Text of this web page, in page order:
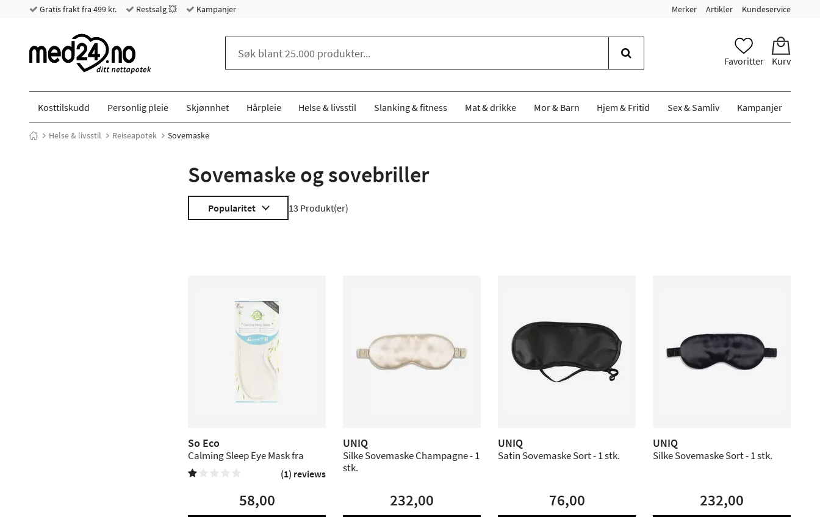
Gratis frakt fra 499 kr. Restsalg 💥 Kampanjer Merker Artikler Kundeservice
Favoritter Kurv
Kosttilskudd Personlig pleie Skjønnhet Hårpleie Helse & livsstil Slanking & fitness Mat & drikke Mor & Barn Hjem & Fritid Sex & Samliv Kampanjer
Helse & livsstil Reiseapotek Sovemaske
Sovemaske og sovebriller
Popularitet 13 Produkt(er)
So Eco
Calming Sleep Eye Mask fra
 (1) reviews
58,00
UNIQ
Silke Sovemaske Champagne - 1
stk.
232,00
UNIQ
Satin Sovemaske Sort - 1 stk.
76,00
UNIQ
Silke Sovemaske Sort - 1 stk.
232,00